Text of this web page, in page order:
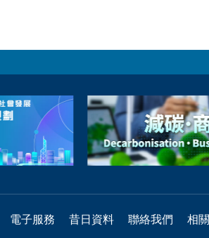
電子服務 昔日資料 聯絡我們 相